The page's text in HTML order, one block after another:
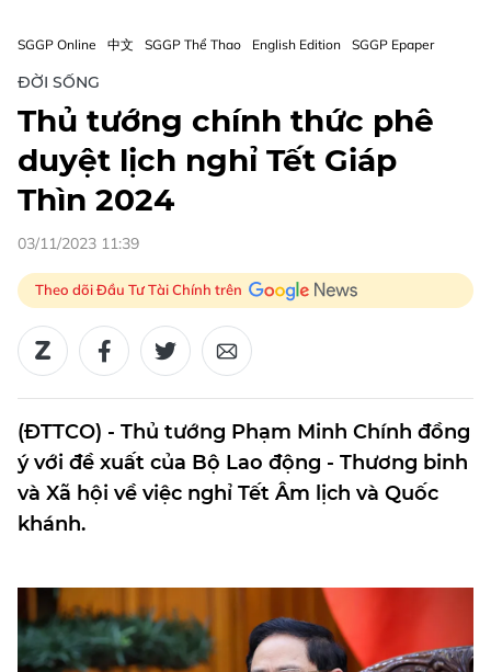
SGGP Online 中文 SGGP Thể Thao English Edition SGGP Epaper
ĐỜI SỐNG
Thủ tướng chính thức phê
duyệt lịch nghỉ Tết Giáp
Thìn 2024
03/11/2023 11:39
Theo dõi Đầu Tư Tài Chính trên
(ĐTTCO) - Thủ tướng Phạm Minh Chính đồng
ý với đề xuất của Bộ Lao động - Thương binh
và Xã hội về việc nghỉ Tết Âm lịch và Quốc
khánh.